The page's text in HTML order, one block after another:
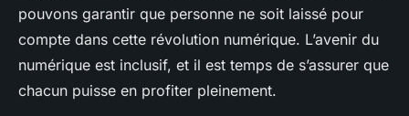
pouvons garantir que personne ne soit laissé pour
compte dans cette révolution numérique. L’avenir du
numérique est inclusif, et il est temps de s’assurer que
chacun puisse en profiter pleinement.